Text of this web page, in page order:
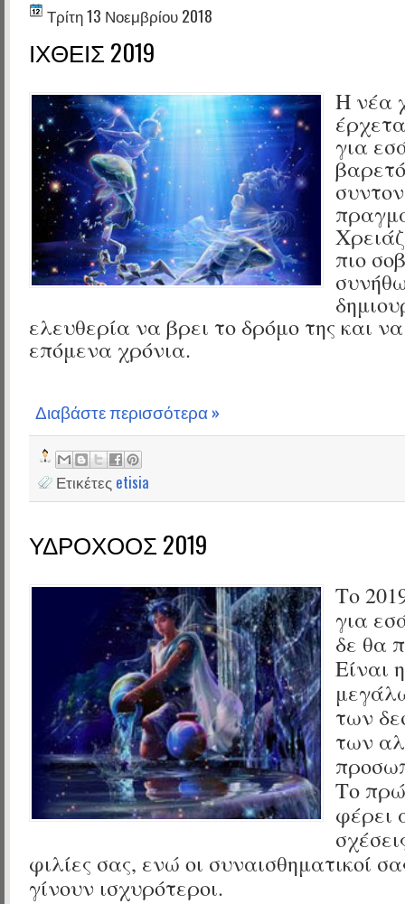
Τρίτη 13 Νοεμβρίου 2018
ΙΧΘΕΙΣ 2019
Η νέα
για
πιο
ελευθερία να βρει το δρόμο της και
επόμενα χρόνια.
Διαβάστε περισσότερα »
Ετικέτες etisia
ΥΔΡΟΧΟΟΣ 2019
Το
για
δε θα
Είναι
των
των
Το
φέρει
φιλίες σας, ενώ οι συναισθηματικοί
γίνουν ισχυρότεροι.